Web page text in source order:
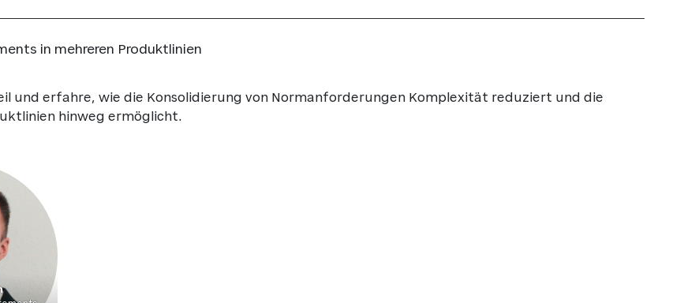
in mehreren Produktlinien
und erfahre, wie die Konsolidierung von Normanforderungen Komplexität reduziert und die
hinweg ermöglicht.